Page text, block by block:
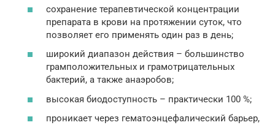
сохранение терапевтической концентрации
препарата в крови на протяжении суток, что
позволяет его применять один раз в день;
широкий диапазон действия – большинство
грамположительных и грамотрицательных
бактерий, а также анаэробов;
высокая биодоступность – практически 100 %;
проникает через гематоэнцефалический барьер,